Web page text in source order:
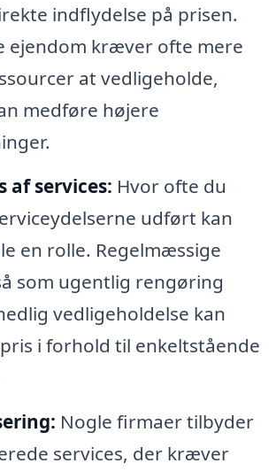
indflydelse på prisen.
ejendom kræver ofte mere
at vedligeholde,
medføre højere
af services: Hvor ofte du
udført kan
en rolle. Regelmæssige
som ugentlig rengøring
vedligeholdelse kan
i forhold til enkeltstående
Nogle firmaer tilbyder
services, der kræver